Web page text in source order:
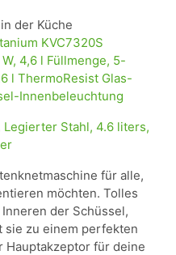
der Küche
Stahl, 4.6 liters,
für alle,
möchten. Tolles
der Schüssel,
sie zu einem perfekten
Hauptakzeptor für deine